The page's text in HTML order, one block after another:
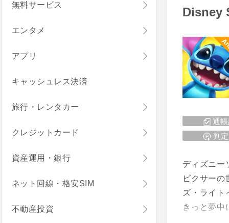
Disney
通
判
ディズニー
ピクサー
ズ・ライト
きっと夢中
無料サービス
エンタメ
アプリ
キャッシュレス決済
旅行・レンタカー
クレジットカード
資産運用・銀行
ネット回線・格安SIM
不動産投資